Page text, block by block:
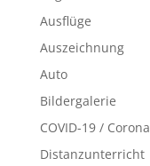
Ausflüge
Auszeichnung
Auto
Bildergalerie
COVID-19 / Corona
Distanzunterricht